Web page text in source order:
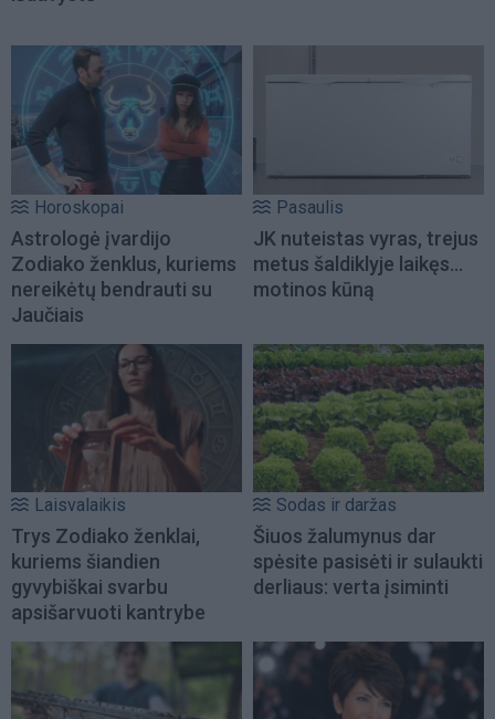
Horoskopai
Astrologė įvardijo
Zodiako ženklus, kuriems
nereikėtų bendrauti su
Jaučiais
Pasaulis
JK nuteistas vyras, trejus
metus šaldiklyje laikęs...
motinos kūną
Laisvalaikis
Trys Zodiako ženklai,
kuriems šiandien
gyvybiškai svarbu
apsišarvuoti kantrybe
Sodas ir daržas
Šiuos žalumynus dar
spėsite pasisėti ir sulaukti
derliaus: verta įsiminti